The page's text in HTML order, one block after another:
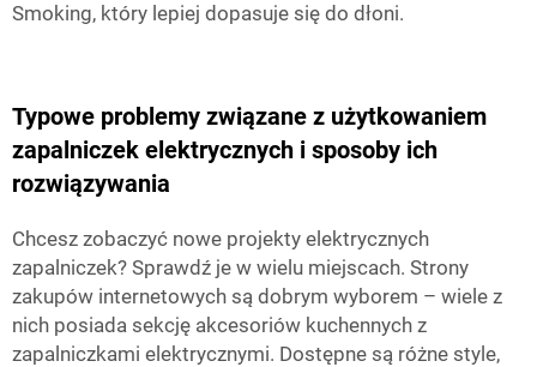
Smoking, który lepiej dopasuje się do dłoni.
Typowe problemy związane z użytkowaniem
zapalniczek elektrycznych i sposoby ich
rozwiązywania
Chcesz zobaczyć nowe projekty elektrycznych
zapalniczek? Sprawdź je w wielu miejscach. Strony
zakupów internetowych są dobrym wyborem – wiele z
nich posiada sekcję akcesoriów kuchennych z
zapalniczkami elektrycznymi. Dostępne są różne style,